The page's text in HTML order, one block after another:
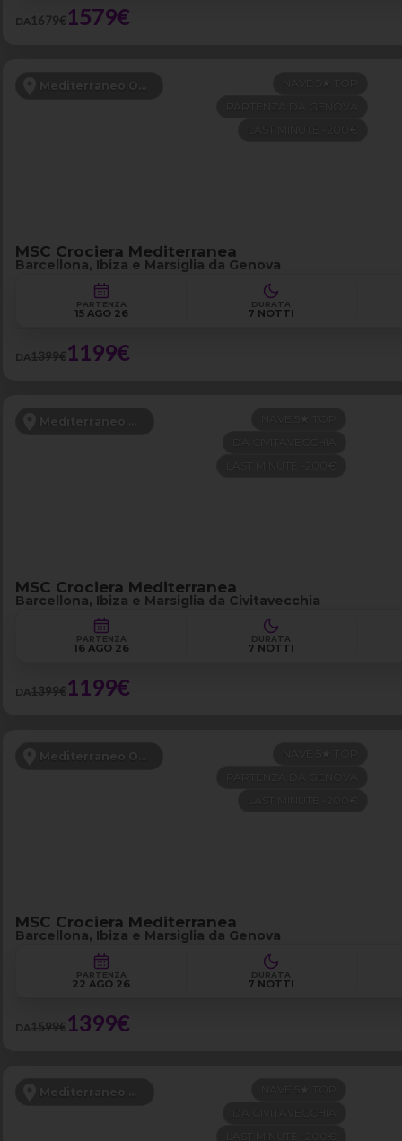
DA1679€1579€
Mediterraneo Occidentale
NAVE 5★ TOP
MSC Crociera Mediterranea
Barcellona, Ibiza e Marsiglia da Genova
PARTENZA
15 AGO 26
DURATA
7 NOTTI
DA1399€1199€
Mediterraneo Occidentale
MSC Crociera Mediterranea
Barcellona, Ibiza e Marsiglia da Civitavecchia
PARTENZA
16 AGO 26
DURATA
7 NOTTI
DA1399€1199€
Mediterraneo Occidentale
NAVE 5★ TOP
MSC Crociera Mediterranea
Barcellona, Ibiza e Marsiglia da Genova
PARTENZA
22 AGO 26
DURATA
7 NOTTI
DA1599€1399€
Mediterraneo Occidentale